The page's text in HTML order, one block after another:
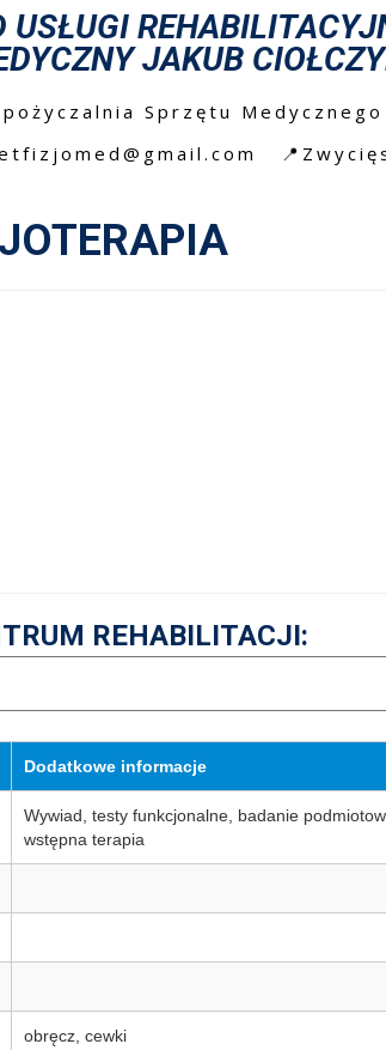
USŁUGI
JAKUB
Sprzętu Medycznego
REHABILITACJI:
Dodatkowe informacje
Wywiad, testy funkcjonalne, badanie
wstępna terapia
obręcz, cewki